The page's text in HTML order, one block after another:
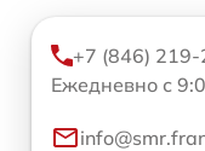
+7 (846)
Ежедневно с